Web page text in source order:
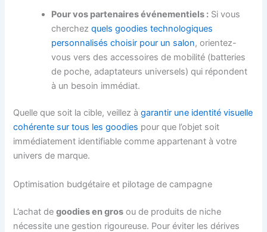
Pour vos partenaires événementiels : Si vous
cherchezquels goodies technologiques
personnalisés choisir pour un salon, orientez-
vous vers des accessoires de mobilité (batteries
de poche, adaptateurs universels) qui répondent
à un besoin immédiat.
Quelle que soit la cible, veillez àgarantir une identité visuelle
cohérente sur tous les goodies pour que l’objet soit
immédiatement identifiable comme appartenant à votre
univers de marque.
Optimisation budgétaire et pilotage de campagne
L’achat degoodies en gros ou de produits de niche
nécessite une gestion rigoureuse. Pour éviter les dérives